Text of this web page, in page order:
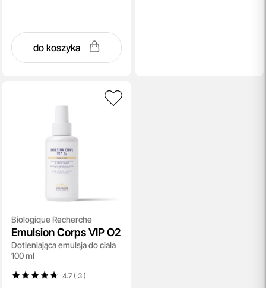
do koszyka
Biologique Recherche
Emulsion Corps VIP O2
Dotleniająca emulsja do ciała
100 ml
4.7 ( 3)